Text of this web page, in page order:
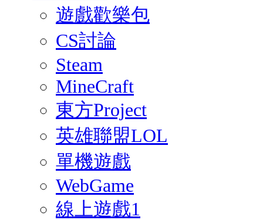
遊戲歡樂包
CS討論
Steam
MineCraft
東方Project
英雄聯盟LOL
單機遊戲
WebGame
線上遊戲1